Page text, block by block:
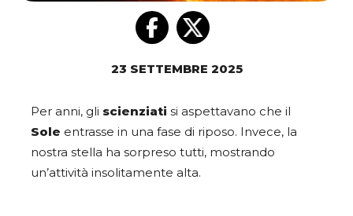
23 SETTEMBRE 2025
Per anni, gli scienziati si aspettavano che il
Sole entrasse in una fase di riposo. Invece, la
nostra stella ha sorpreso tutti, mostrando
un’attività insolitamente alta.